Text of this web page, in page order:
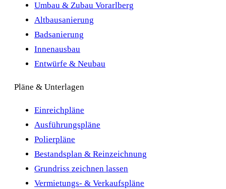
Umbau & Zubau Vorarlberg
Altbausanierung
Badsanierung
Innenausbau
Entwürfe & Neubau
Pläne & Unterlagen
Einreichpläne
Ausführungspläne
Polierpläne
Bestandsplan & Reinzeichnung
Grundriss zeichnen lassen
Vermietungs- & Verkaufspläne